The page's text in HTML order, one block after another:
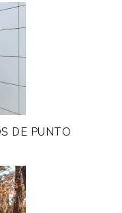
DE PUNTO